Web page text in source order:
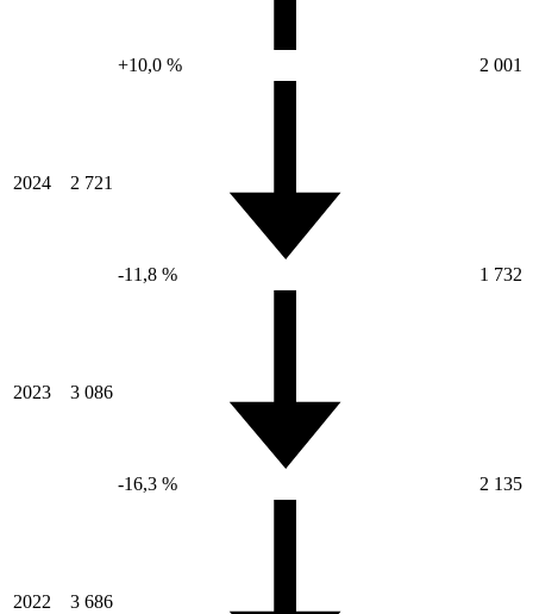
+10,0 % 2 001
2024 2 721
-11,8 % 1 732
2023 3 086
-16,3 % 2 135
2022 3 686